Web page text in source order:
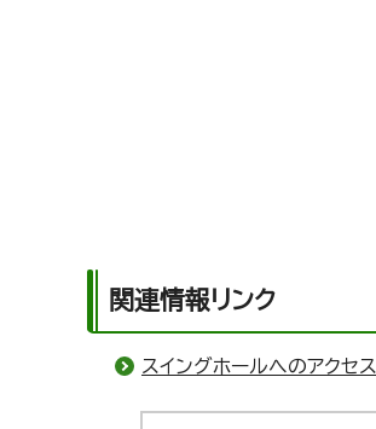
関連情報リンク
スイングホールへのアクセス